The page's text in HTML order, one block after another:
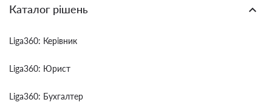
Каталог рішень
Liga360: Керівник
Liga360: Юрист
Liga360: Бухгалтер